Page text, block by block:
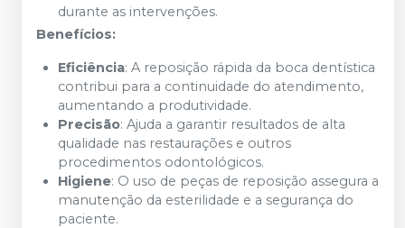
durante as intervenções.
Benefícios:
Eficiência: A reposição rápida da boca dentística
contribui para a continuidade do atendimento,
aumentando a produtividade.
Precisão: Ajuda a garantir resultados de alta
qualidade nas restaurações e outros
procedimentos odontológicos.
Higiene: O uso de peças de reposição assegura a
manutenção da esterilidade e a segurança do
paciente.